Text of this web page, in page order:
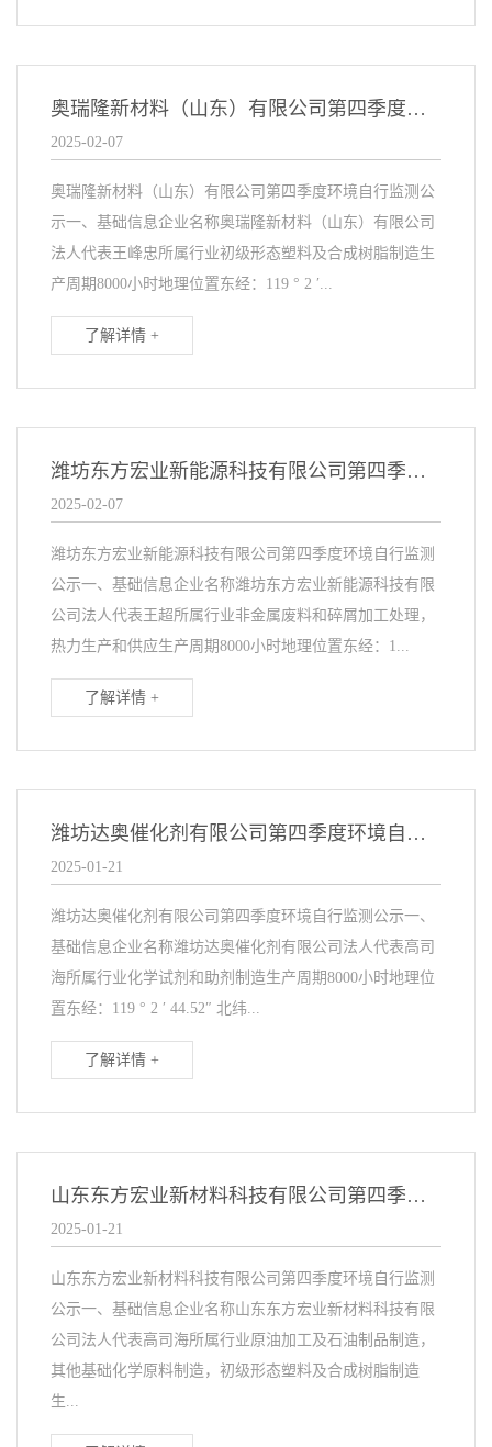
奥瑞隆新材料（山东）有限公司第四季度环境自行监测公示
2025-02-07
奥瑞隆新材料（山东）有限公司第四季度环境自行监测公
示一、基础信息企业名称奥瑞隆新材料（山东）有限公司
法人代表王峰忠所属行业初级形态塑料及合成树脂制造生
产周期8000小时地理位置东经：119 ° 2 ′...
了解详情 +
潍坊东方宏业新能源科技有限公司第四季度环境自行监测公示
2025-02-07
潍坊东方宏业新能源科技有限公司第四季度环境自行监测
公示一、基础信息企业名称潍坊东方宏业新能源科技有限
公司法人代表王超所属行业非金属废料和碎屑加工处理，
热力生产和供应生产周期8000小时地理位置东经：1...
了解详情 +
潍坊达奥催化剂有限公司第四季度环境自行监测公示
2025-01-21
潍坊达奥催化剂有限公司第四季度环境自行监测公示一、
基础信息企业名称潍坊达奥催化剂有限公司法人代表高司
海所属行业化学试剂和助剂制造生产周期8000小时地理位
置东经：119 ° 2 ′ 44.52″ 北纬...
了解详情 +
山东东方宏业新材料科技有限公司第四季度环境自行监测公示
2025-01-21
山东东方宏业新材料科技有限公司第四季度环境自行监测
公示一、基础信息企业名称山东东方宏业新材料科技有限
公司法人代表高司海所属行业原油加工及石油制品制造，
其他基础化学原料制造，初级形态塑料及合成树脂制造
生...